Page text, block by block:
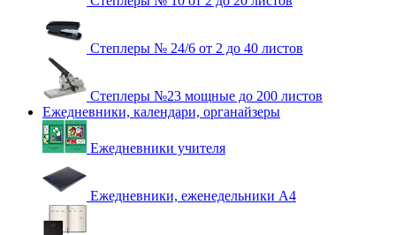
Степлеры № 24/6 от 2 до 40 листов
Степлеры №23 мощные до 200 листов
Ежедневники, календари, органайзеры
Ежедневники учителя
Ежедневники, еженедельники А4